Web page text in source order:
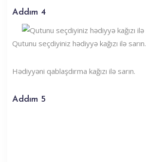
Addım 4
Qutunu seçdiyiniz hədiyyə kağızı ilə sarın.
Hədiyyəni qablaşdırma kağızı ilə sarın.
Addım 5